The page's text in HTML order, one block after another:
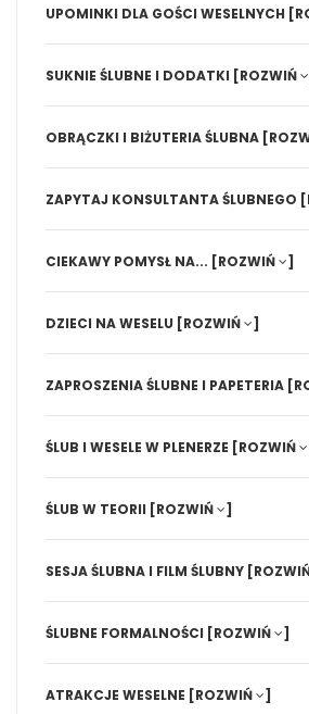
UPOMINKI DLA GOŚCI WESELNYCH
SUKNIE ŚLUBNE I DODATKI [ROZWIŃ
OBRĄCZKI I BIŻUTERIA ŚLUBNA
ZAPYTAJ KONSULTANTA ŚLUBNEGO
CIEKAWY POMYSŁ NA... [ROZWIŃ ]
DZIECI NA WESELU [ROZWIŃ ]
ZAPROSZENIA ŚLUBNE I PAPETERIA
ŚLUB I WESELE W PLENERZE [ROZWIŃ
ŚLUB W TEORII [ROZWIŃ ]
SESJA ŚLUBNA I FILM ŚLUBNY
ŚLUBNE FORMALNOŚCI [ROZWIŃ ]
ATRAKCJE WESELNE [ROZWIŃ ]